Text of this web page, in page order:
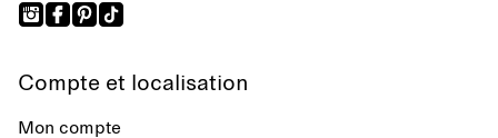
Compte et localisation
Mon compte